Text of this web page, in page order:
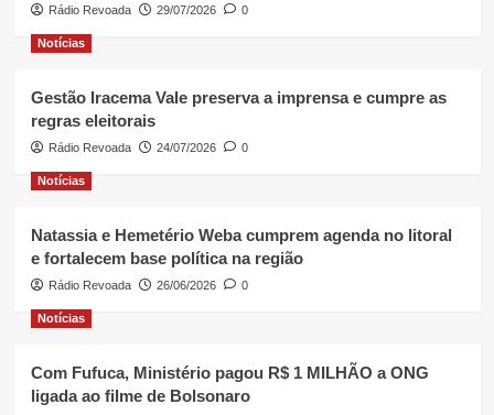
Rádio Revoada 29/07/2026 0
Notícias
Gestão Iracema Vale preserva a imprensa e cumpre as
regras eleitorais
Rádio Revoada 24/07/2026 0
Notícias
Natassia e Hemetério Weba cumprem agenda no litoral
e fortalecem base política na região
Rádio Revoada 26/06/2026 0
Notícias
Com Fufuca, Ministério pagou R$ 1 MILHÃO a ONG
ligada ao filme de Bolsonaro